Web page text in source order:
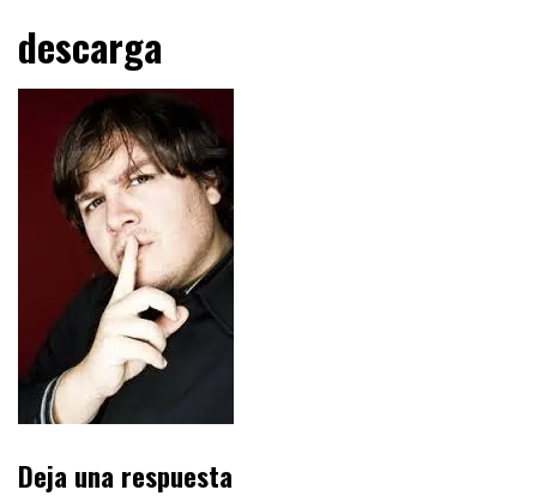
Comunidad Ñamera
descarga
Deja una respuesta